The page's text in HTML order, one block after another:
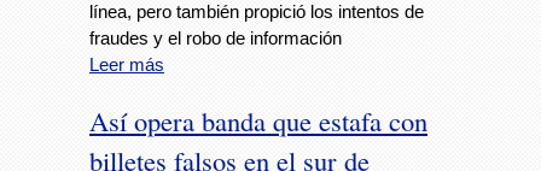
línea, pero también propició los intentos de
fraudes y el robo de información
Leer más
Así opera banda que estafa con
billetes falsos en el sur de